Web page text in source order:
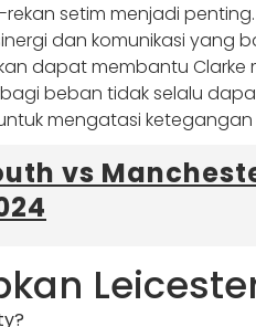
setim menjadi
dan komunikasi yang
dapat membantu Clarke
beban tidak selalu
mengatasi
vs